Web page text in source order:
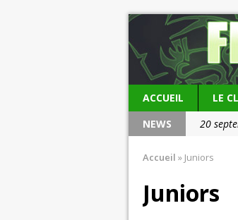
ACCUEIL LE
NEWS
20
Accueil » Juniors
Juniors